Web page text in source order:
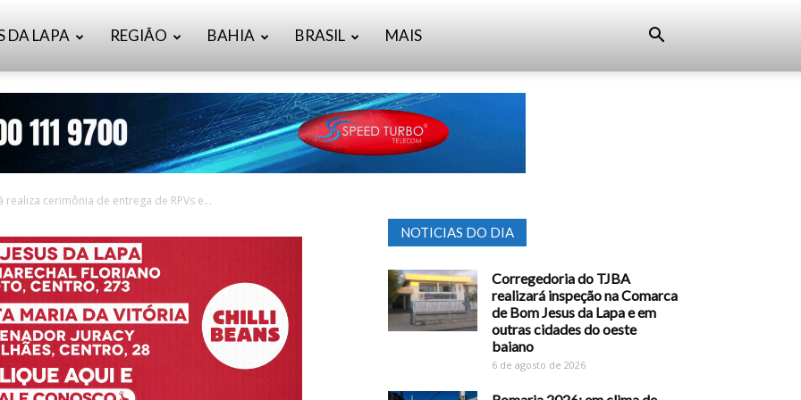
DA LAPA REGIÃO BAHIA BRASIL MAIS
cerimônia de entrega de RPVs e...
NOTICIAS DO DIA
Corregedoria do TJBA
realizará inspeção na Comarca
de Bom Jesus da Lapa e em
outras cidades do oeste
baiano
6 de agosto de 2026